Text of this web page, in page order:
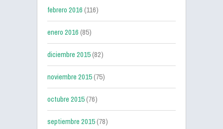
febrero 2016(116)
enero 2016(85)
diciembre 2015(82)
noviembre 2015(75)
octubre 2015(76)
septiembre 2015(78)